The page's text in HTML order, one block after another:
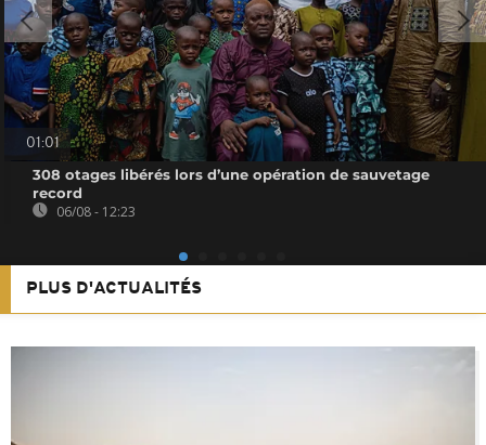
01:01
308 otages libérés lors d’une opération de sauvetage
record
06/08 - 12:23
PLUS D'ACTUALITÉS